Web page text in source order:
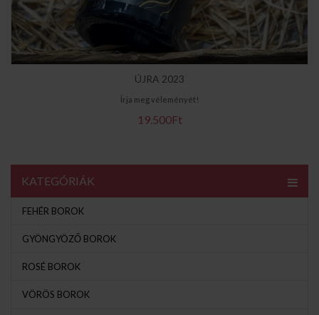
ÚJRA 2023
Írja meg véleményét!
19.500Ft
KATEGÓRIÁK
FEHÉR BOROK
GYÖNGYÖZŐ BOROK
ROSÉ BOROK
VÖRÖS BOROK